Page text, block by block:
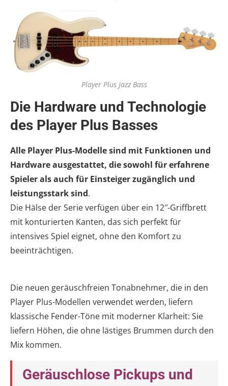
Player Plus Jazz Bass
Die Hardware und Technologie
des Player Plus Basses
Alle Player Plus-Modelle sind mit Funktionen und
Hardware ausgestattet, die sowohl für erfahrene
Spieler als auch für Einsteiger zugänglich und
leistungsstark sind.
Die Hälse der Serie verfügen über ein 12″-Griffbrett
mit konturierten Kanten, das sich perfekt für
intensives Spiel eignet, ohne den Komfort zu
beeinträchtigen.
Die neuen geräuschfreien Tonabnehmer, die in den
Player Plus-Modellen verwendet werden, liefern
klassische Fender-Töne mit moderner Klarheit: Sie
liefern Höhen, die ohne lästiges Brummen durch den
Mix kommen.
Geräuschlose Pickups und